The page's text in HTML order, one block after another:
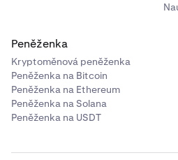
Peněženka
Kryptoměnová peněženka
Peněženka na Bitcoin
Peněženka na Ethereum
Peněženka na Solana
Peněženka na USDT